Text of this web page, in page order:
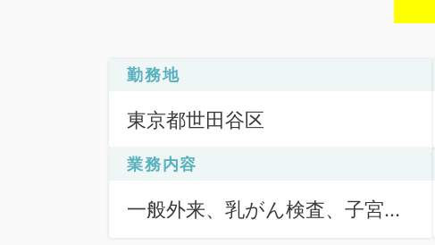
勤務地
東京都世田谷区
業務内容
一般外来、乳がん検査、子宮が